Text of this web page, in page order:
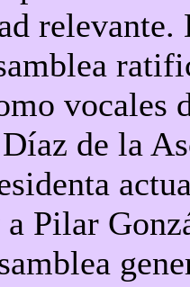
relevante.
de la
Pilar